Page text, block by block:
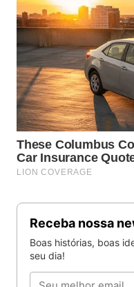
Receba nossa
Boas histórias, boas
seu dia!
Email